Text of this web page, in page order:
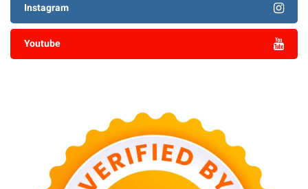
Instagram
Youtube